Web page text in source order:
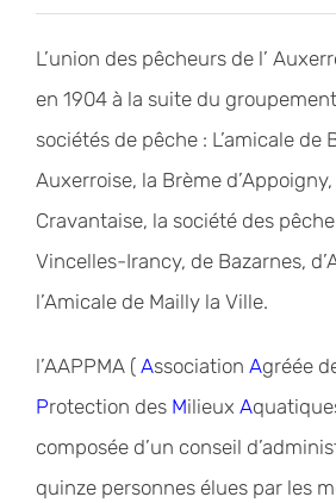
L’union des pêcheurs de l’
en 1904 à la suite du
sociétés de pêche : L’amicale de
Auxerroise, la Brème d’Appoigny,
Cravantaise, la société des
Vincelles-Irancy, de Bazarnes,
l’Amicale de Mailly la Ville.
l’AAPPMA ( Association Agréée
Protection des Milieux A
composée d’un conseil
quinze personnes élues par les